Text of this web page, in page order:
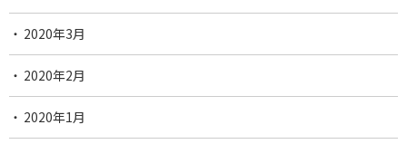
2020年3月
2020年2月
2020年1月